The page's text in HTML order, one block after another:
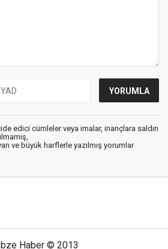
edici cümleler veya imalar, inançlara saldırı
ve büyük harflerle yazılmış yorumlar
Haber © 2013